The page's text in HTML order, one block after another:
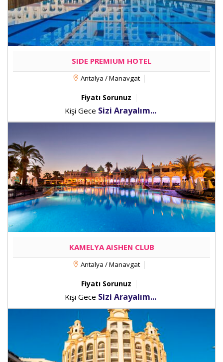
SIDE PREMIUM HOTEL
Antalya / Manavgat
Fiyatı Sorunuz
Kişi Gece Sizi Arayalım...
KAMELYA AISHEN CLUB
Antalya / Manavgat
Fiyatı Sorunuz
Kişi Gece Sizi Arayalım...